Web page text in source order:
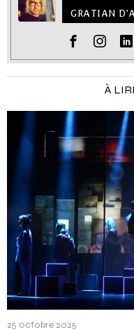
GRATIAN
À
25 octobre 2025